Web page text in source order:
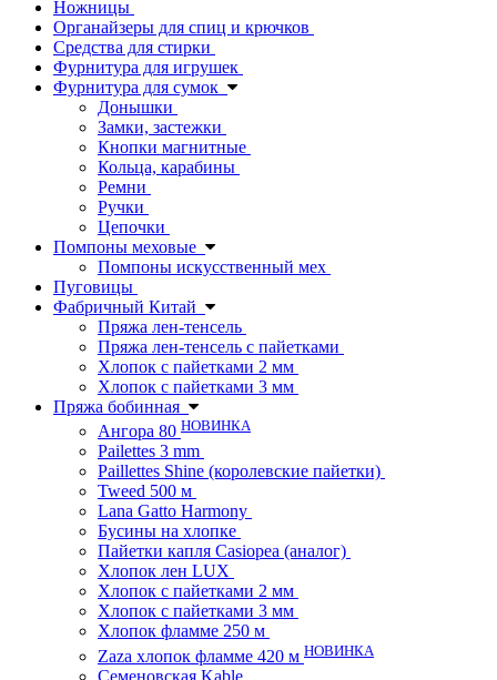
Ножницы
Органайзеры для спиц и крючков
Средства для стирки
Фурнитура для игрушек
Фурнитура для сумок
Донышки
Замки, застежки
Кнопки магнитные
Кольца, карабины
Ремни
Ручки
Цепочки
Помпоны меховые
Помпоны искусственный мех
Пуговицы
Фабричный Китай
Пряжа лен-тенсель
Пряжа лен-тенсель с пайетками
Хлопок с пайетками 2 мм
Хлопок с пайетками 3 мм
Пряжа бобинная
Ангора 80 НОВИНКА
Pailettes 3 mm
Paillettes Shine (королевские пайетки)
Tweed 500 м
Lana Gatto Harmony
Бусины на хлопке
Пайетки капля Casiopea (аналог)
Хлопок лен LUX
Хлопок с пайетками 2 мм
Хлопок с пайетками 3 мм
Хлопок фламме 250 м
Zaza хлопок фламме 420 м НОВИНКА
Семеновская Kable